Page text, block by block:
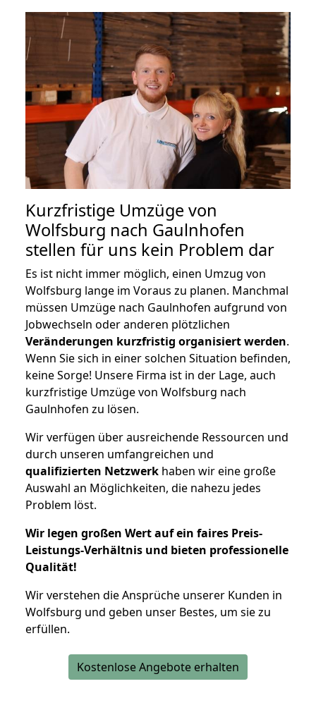
Kurzfristige Umzüge von
Wolfsburg nach Gaulnhofen
stellen für uns kein Problem dar
Es ist nicht immer möglich, einen Umzug von
Wolfsburg lange im Voraus zu planen. Manchmal
müssen Umzüge nach Gaulnhofen aufgrund von
Jobwechseln oder anderen plötzlichen
Veränderungen kurzfristig organisiert werden.
Wenn Sie sich in einer solchen Situation befinden,
keine Sorge! Unsere Firma ist in der Lage, auch
kurzfristige Umzüge von Wolfsburg nach
Gaulnhofen zu lösen.
Wir verfügen über ausreichende Ressourcen und
durch unseren umfangreichen und
qualifizierten Netzwerk haben wir eine große
Auswahl an Möglichkeiten, die nahezu jedes
Problem löst.
Wir legen großen Wert auf ein faires Preis-
Leistungs-Verhältnis und bieten professionelle
Qualität!
Wir verstehen die Ansprüche unserer Kunden in
Wolfsburg und geben unser Bestes, um sie zu
erfüllen.
Kostenlose Angebote erhalten